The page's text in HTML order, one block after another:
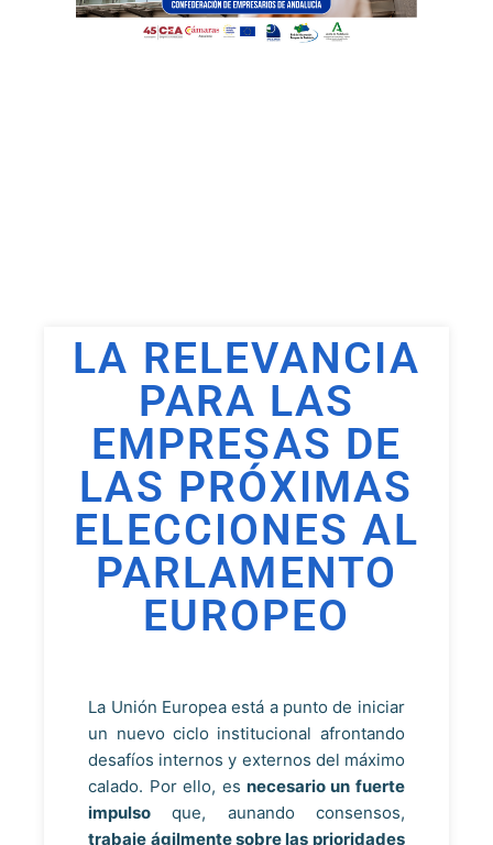
LA RELEVANCIA
PARA LAS
EMPRESAS DE
LAS PRÓXIMAS
ELECCIONES AL
PARLAMENTO
EUROPEO
La Unión Europea está a punto de iniciar
un nuevo ciclo institucional afrontando
desafíos internos y externos del máximo
calado. Por ello, es necesario un fuerte
impulso que, aunando consensos,
trabaje ágilmente sobre las prioridades